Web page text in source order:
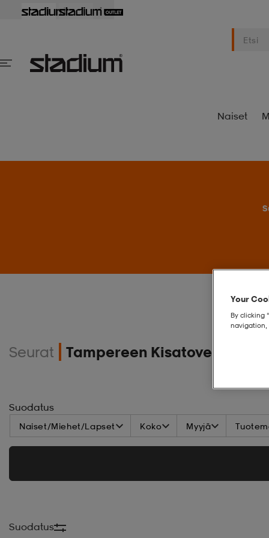
Naiset
Seurat Tampereen Kisatoverit
Suodatus
Naiset/Miehet/Lapset Koko Myyjä
Suodatus
Your
By clicking
navigation,